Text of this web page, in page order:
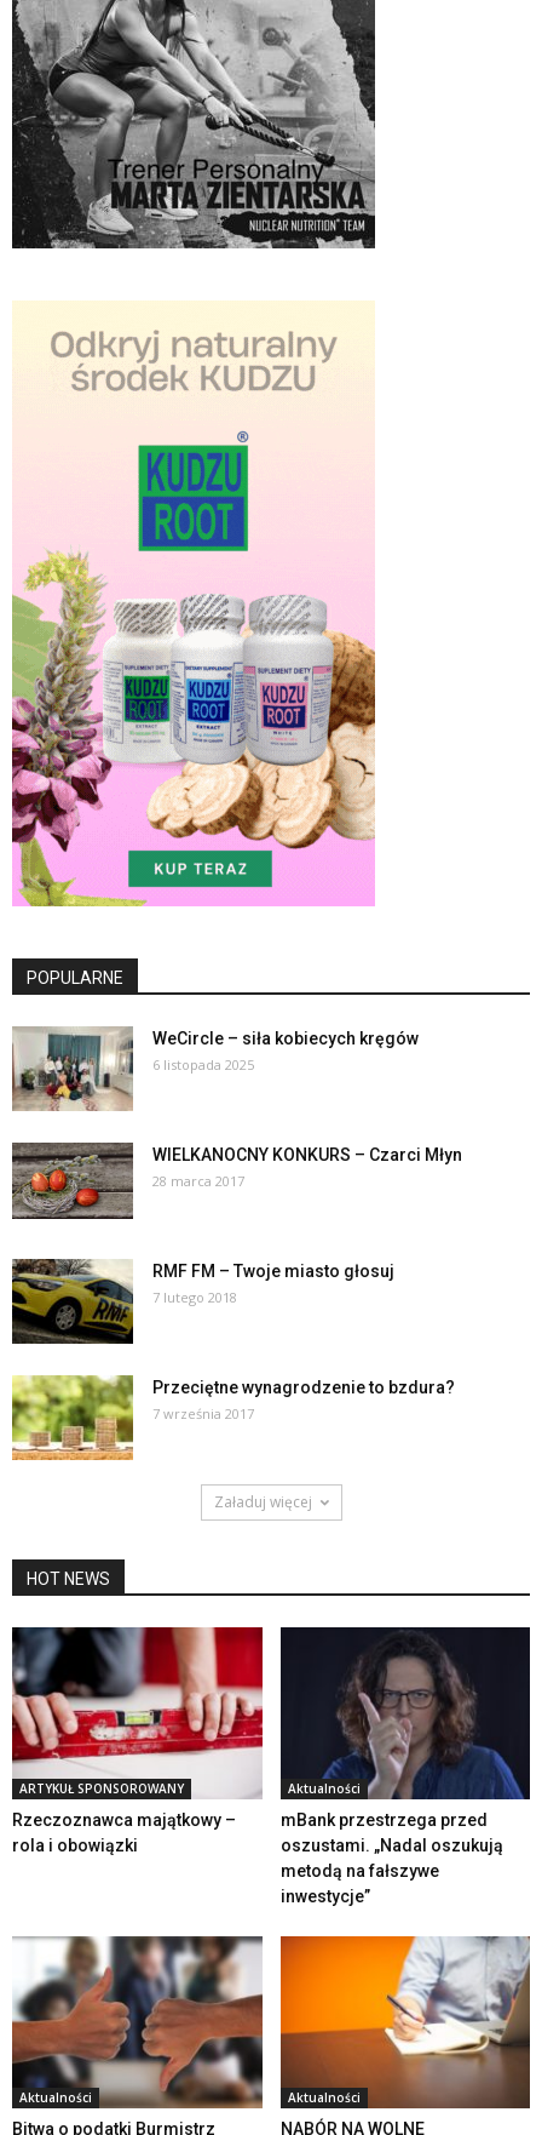
POPULARNE
WeCircle – siła kobiecych kręgów
6 listopada 2025
WIELKANOCNY KONKURS – Czarci Młyn
28 marca 2017
RMF FM – Twoje miasto głosuj
7 lutego 2018
Przeciętne wynagrodzenie to bzdura?
7 września 2017
Załaduj więcej
HOT NEWS
ARTYKUŁ SPONSOROWANY
Rzeczoznawca majątkowy –
rola i obowiązki
Aktualności
mBank przestrzega przed
oszustami. „Nadal oszukują
metodą na fałszywe
inwestycje”
Aktualności
Bitwa o podatki Burmistrz
Aktualności
NABÓR NA WOLNE